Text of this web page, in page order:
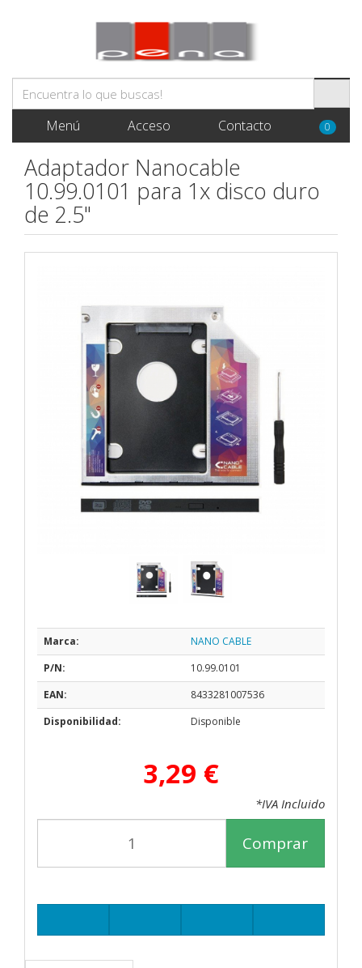
Menú Acceso Contacto 0
Adaptador Nanocable
10.99.0101 para 1x disco duro
de 2.5"
Marca:
NANO CABLE
P/N:
10.99.0101
EAN:
8433281007536
Disponibilidad:
Disponible
3,29 €
*IVA Incluido
Comprar